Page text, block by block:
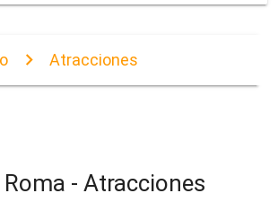
Atracciones
- Atracciones